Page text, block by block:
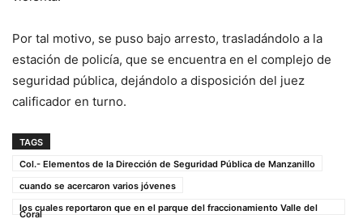
Por tal motivo, se puso bajo arresto, trasladándolo a la
estación de policía, que se encuentra en el complejo de
seguridad pública, dejándolo a disposición del juez
calificador en turno.
TAGS
Col.- Elementos de la Dirección de Seguridad Pública de Manzanillo
cuando se acercaron varios jóvenes
los cuales reportaron que en el parque del fraccionamiento Valle del
Coral